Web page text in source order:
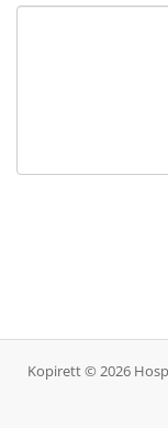
Kopirett © 2026